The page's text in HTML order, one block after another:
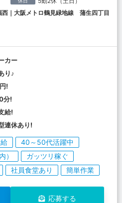
西｜大阪メトロ鶴見緑地線 蒲生四丁目
カー
り♪
!
分!
給!
連休あり!
40～50代活躍中
）
ガッツリ稼ぐ
社員食堂あり 簡単作業
応募する